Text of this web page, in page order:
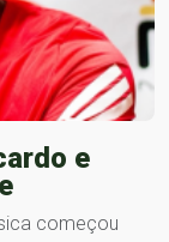
e
começou